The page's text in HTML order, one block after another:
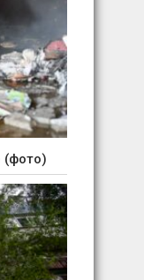
(фото)